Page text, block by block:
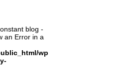
blog -
an Error in a
wp-